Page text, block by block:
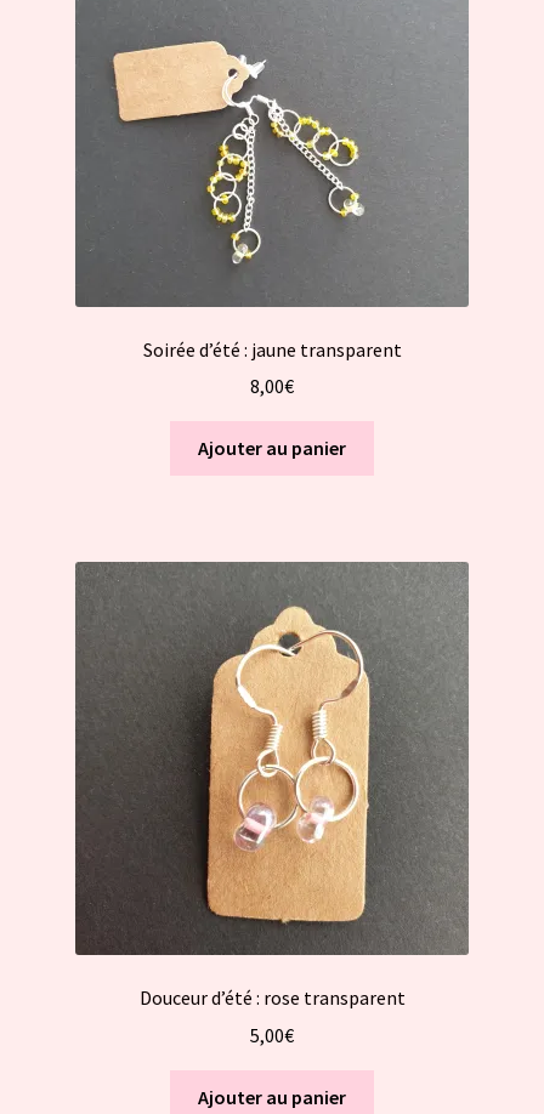
Soirée d’été : jaune transparent
8,00€
Ajouter au panier
Douceur d’été : rose transparent
5,00€
Ajouter au panier